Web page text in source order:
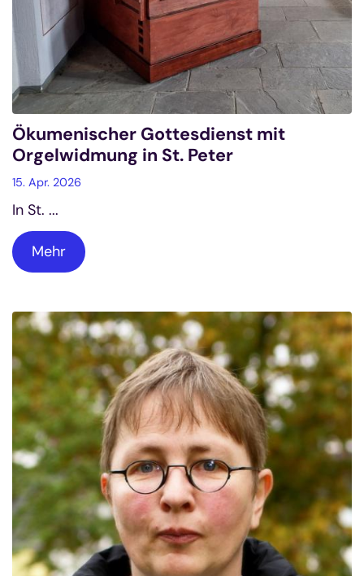
Ökumenischer Gottesdienst mit
Orgelwidmung in St. Peter
15. Apr. 2026
In St. ...
Mehr